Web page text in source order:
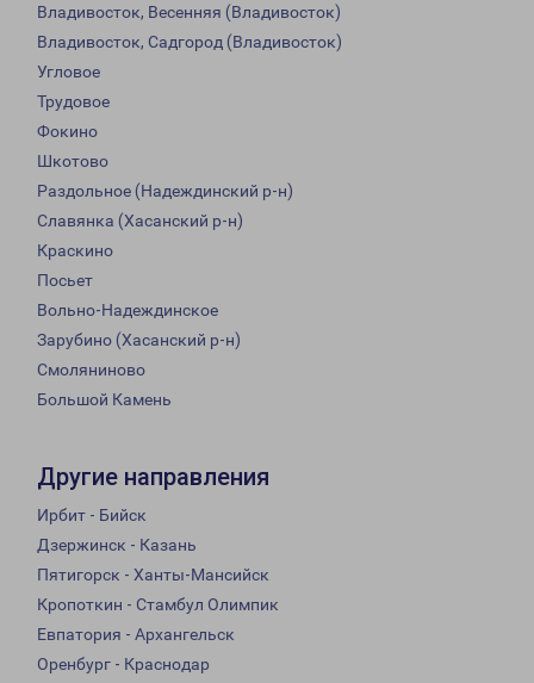
Владивосток, Весенняя (Владивосток)
Владивосток, Садгород (Владивосток)
Угловое
Трудовое
Фокино
Шкотово
Раздольное (Надеждинский р-н)
Славянка (Хасанский р-н)
Краскино
Посьет
Вольно-Надеждинское
Зарубино (Хасанский р-н)
Смоляниново
Большой Камень
Другие направления
Ирбит - Бийск
Дзержинск - Казань
Пятигорск - Ханты-Мансийск
Кропоткин - Стамбул Олимпик
Евпатория - Архангельск
Оренбург - Краснодар